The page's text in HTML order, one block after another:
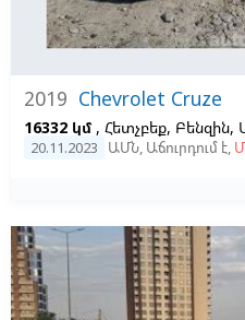
2019 Chevrolet Cruze
16332 կմ , Հետչբեք,
20.11.2023 ԱՄՆ, Աճուրդում է,